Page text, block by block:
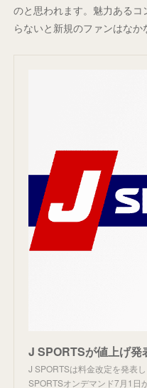
のと思われます。魅力ある
らないと新規のファンはなか
J SPORTSが値上げ発
J SPORTSは料金改定を発表
SPORTSオンデマンド7月1